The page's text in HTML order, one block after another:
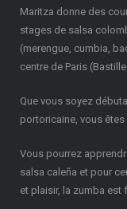
Maritza donne des
stages de salsa
(merengue, cumbia,
centre de Paris
Que vous soyez
portoricaine, vous êtes
Vous pourrez
salsa caleña et pour
et plaisir, la zumba est